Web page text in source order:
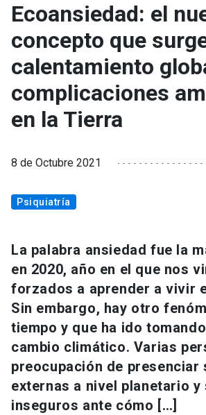
Ecoansiedad: el
concepto que
calentamiento
complicaciones
en la Tierra
8 de Octubre 2021
Psiquiatría
La palabra ansiedad fue la
en 2020, año en el que nos
forzados a aprender a vivir
Sin embargo, hay otro
tiempo y que ha ido
cambio climático. Varias
preocupación de presenciar
externas a nivel planetario y
inseguros ante cómo […]